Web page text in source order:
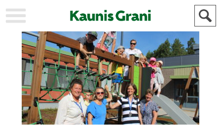
KAUPUNKI
STADEN
AJANKOHTAISTA
AKTUELLT
URHEILU
IDROTT
KULTTUURI
KULTUR
HISTORIA
HISTORIA
YLEINEN
ALLMÄN